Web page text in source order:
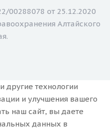
00288078 от 25.12.2020
Алтайского
технологии
и улучшения вашего
наш сайт, вы даете
данных в